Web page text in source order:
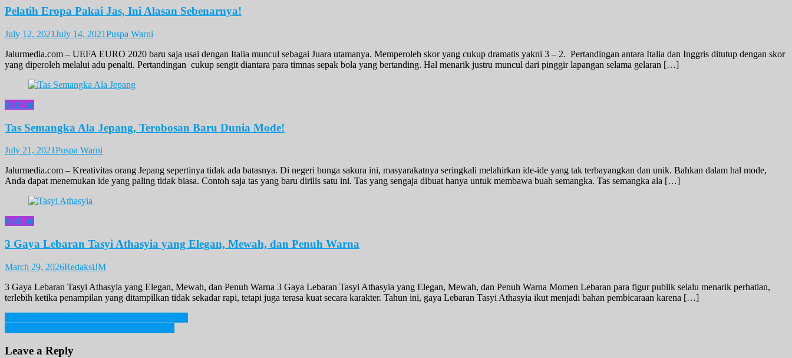
Pelatih Eropa Pakai Jas, Ini Alasan Sebenarnya!
July 12, 2021July 14, 2021Puspa Warni
Jalurmedia.com – UEFA EURO 2020 baru saja usai dengan Italia muncul sebagai Juara utamanya. Memperoleh skor yang cukup dramatis yakni 3 – 2. Pertandingan antara Italia dan Inggris ditutup dengan skor
yang diperoleh melalui adu penalti. Pertandingan cukup sengit diantara para timnas sepak bola yang bertanding. Hal menarik justru muncul dari pinggir lapangan selama gelaran […]
Fashion
Tas Semangka Ala Jepang, Terobosan Baru Dunia Mode!
July 21, 2021Puspa Warni
Jalurmedia.com – Kreativitas orang Jepang sepertinya tidak ada batasnya. Di negeri bunga sakura ini, masyarakatnya seringkali melahirkan ide-ide yang tak terbayangkan dan unik. Bahkan dalam hal mode,
Anda dapat menemukan ide yang paling tidak biasa. Contoh saja tas yang baru dirilis satu ini. Tas yang sengaja dibuat hanya untuk membawa buah semangka. Tas semangka ala […]
Fashion
3 Gaya Lebaran Tasyi Athasyia yang Elegan, Mewah, dan Penuh Warna
March 29, 2026RedaksiJM
3 Gaya Lebaran Tasyi Athasyia yang Elegan, Mewah, dan Penuh Warna 3 Gaya Lebaran Tasyi Athasyia yang Elegan, Mewah, dan Penuh Warna Momen Lebaran para figur publik selalu menarik perhatian,
terlebih ketika penampilan yang ditampilkan tidak sekadar rapi, tetapi juga terasa kuat secara karakter. Tahun ini, gaya Lebaran Tasyi Athasyia ikut menjadi bahan pembicaraan karena […]
Post
navigation
Leave a Reply